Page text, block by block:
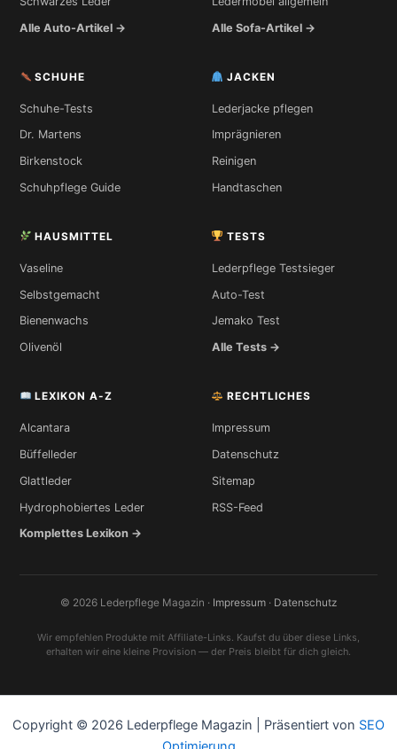
Alle Auto-Artikel →
Alle Sofa-Artikel →
SCHUHE
Schuhe-Tests
Dr. Martens
Birkenstock
Schuhpflege Guide
JACKEN
Lederjacke pflegen
Imprägnieren
Reinigen
Handtaschen
HAUSMITTEL
Vaseline
Selbstgemacht
Bienenwachs
Olivenöl
TESTS
Lederpflege Testsieger
Auto-Test
Jemako Test
Alle Tests →
LEXIKON A-Z
Alcantara
Büffelleder
Glattleder
Hydrophobiertes Leder
Komplettes Lexikon →
RECHTLICHES
Impressum
Datenschutz
Sitemap
RSS-Feed
© 2026 Lederpflege Magazin · Impressum · Datenschutz
Wir empfehlen Produkte mit Affiliate-Links. Kaufst du über diese Links,
erhalten wir eine kleine Provision — der Preis bleibt für dich gleich.
Copyright © 2026 Lederpflege Magazin | Präsentiert von SEO